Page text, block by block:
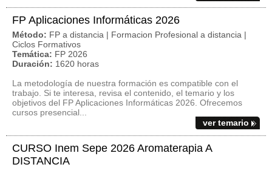
FP Aplicaciones Informáticas 2026
Método: FP a distancia | Formacion Profesional a distancia |
Ciclos Formativos
Temática: FP 2026
Duración: 1620 horas
La metodología de nuestra formación es compatible con el
trabajo. Si te interesa, revisa el contenido, el temario y los
objetivos del FP Aplicaciones Informáticas 2026. Ofrecemos
cursos presencial...
ver temario
CURSO Inem Sepe 2026 Aromaterapia A
DISTANCIA